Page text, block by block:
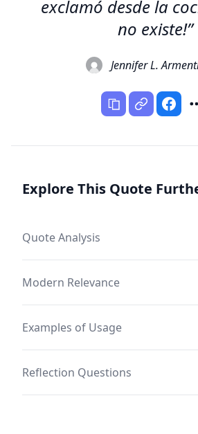
exclamó desde la
no existe!”
Jennifer L.
Explore This Quote
Quote Analysis
Modern Relevance
Examples of Usage
Reflection Questions